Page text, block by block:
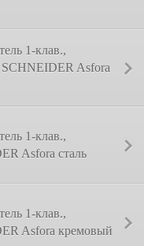
1-клав.,
SCHNEIDER Asfora
1-клав.,
Asfora сталь
1-клав.,
Asfora кремовый